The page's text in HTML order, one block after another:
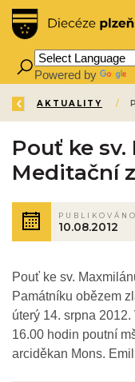
Powered by
ZPĚT
ÚVOD /
AKTUALITY /
Pouť ke
Meditační
PUBLIKOVÁNO
10.08.2012
Pouť ke sv.
Památníku obězem
úterý 14. srpna
16.00 hodin poutní
arciděkan Mons.